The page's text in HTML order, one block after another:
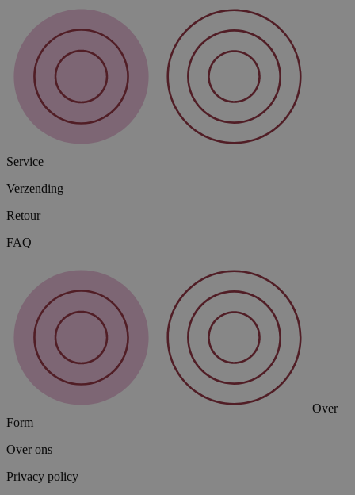
Service
Verzending
Retour
FAQ
Over
Form
Over ons
Privacy policy